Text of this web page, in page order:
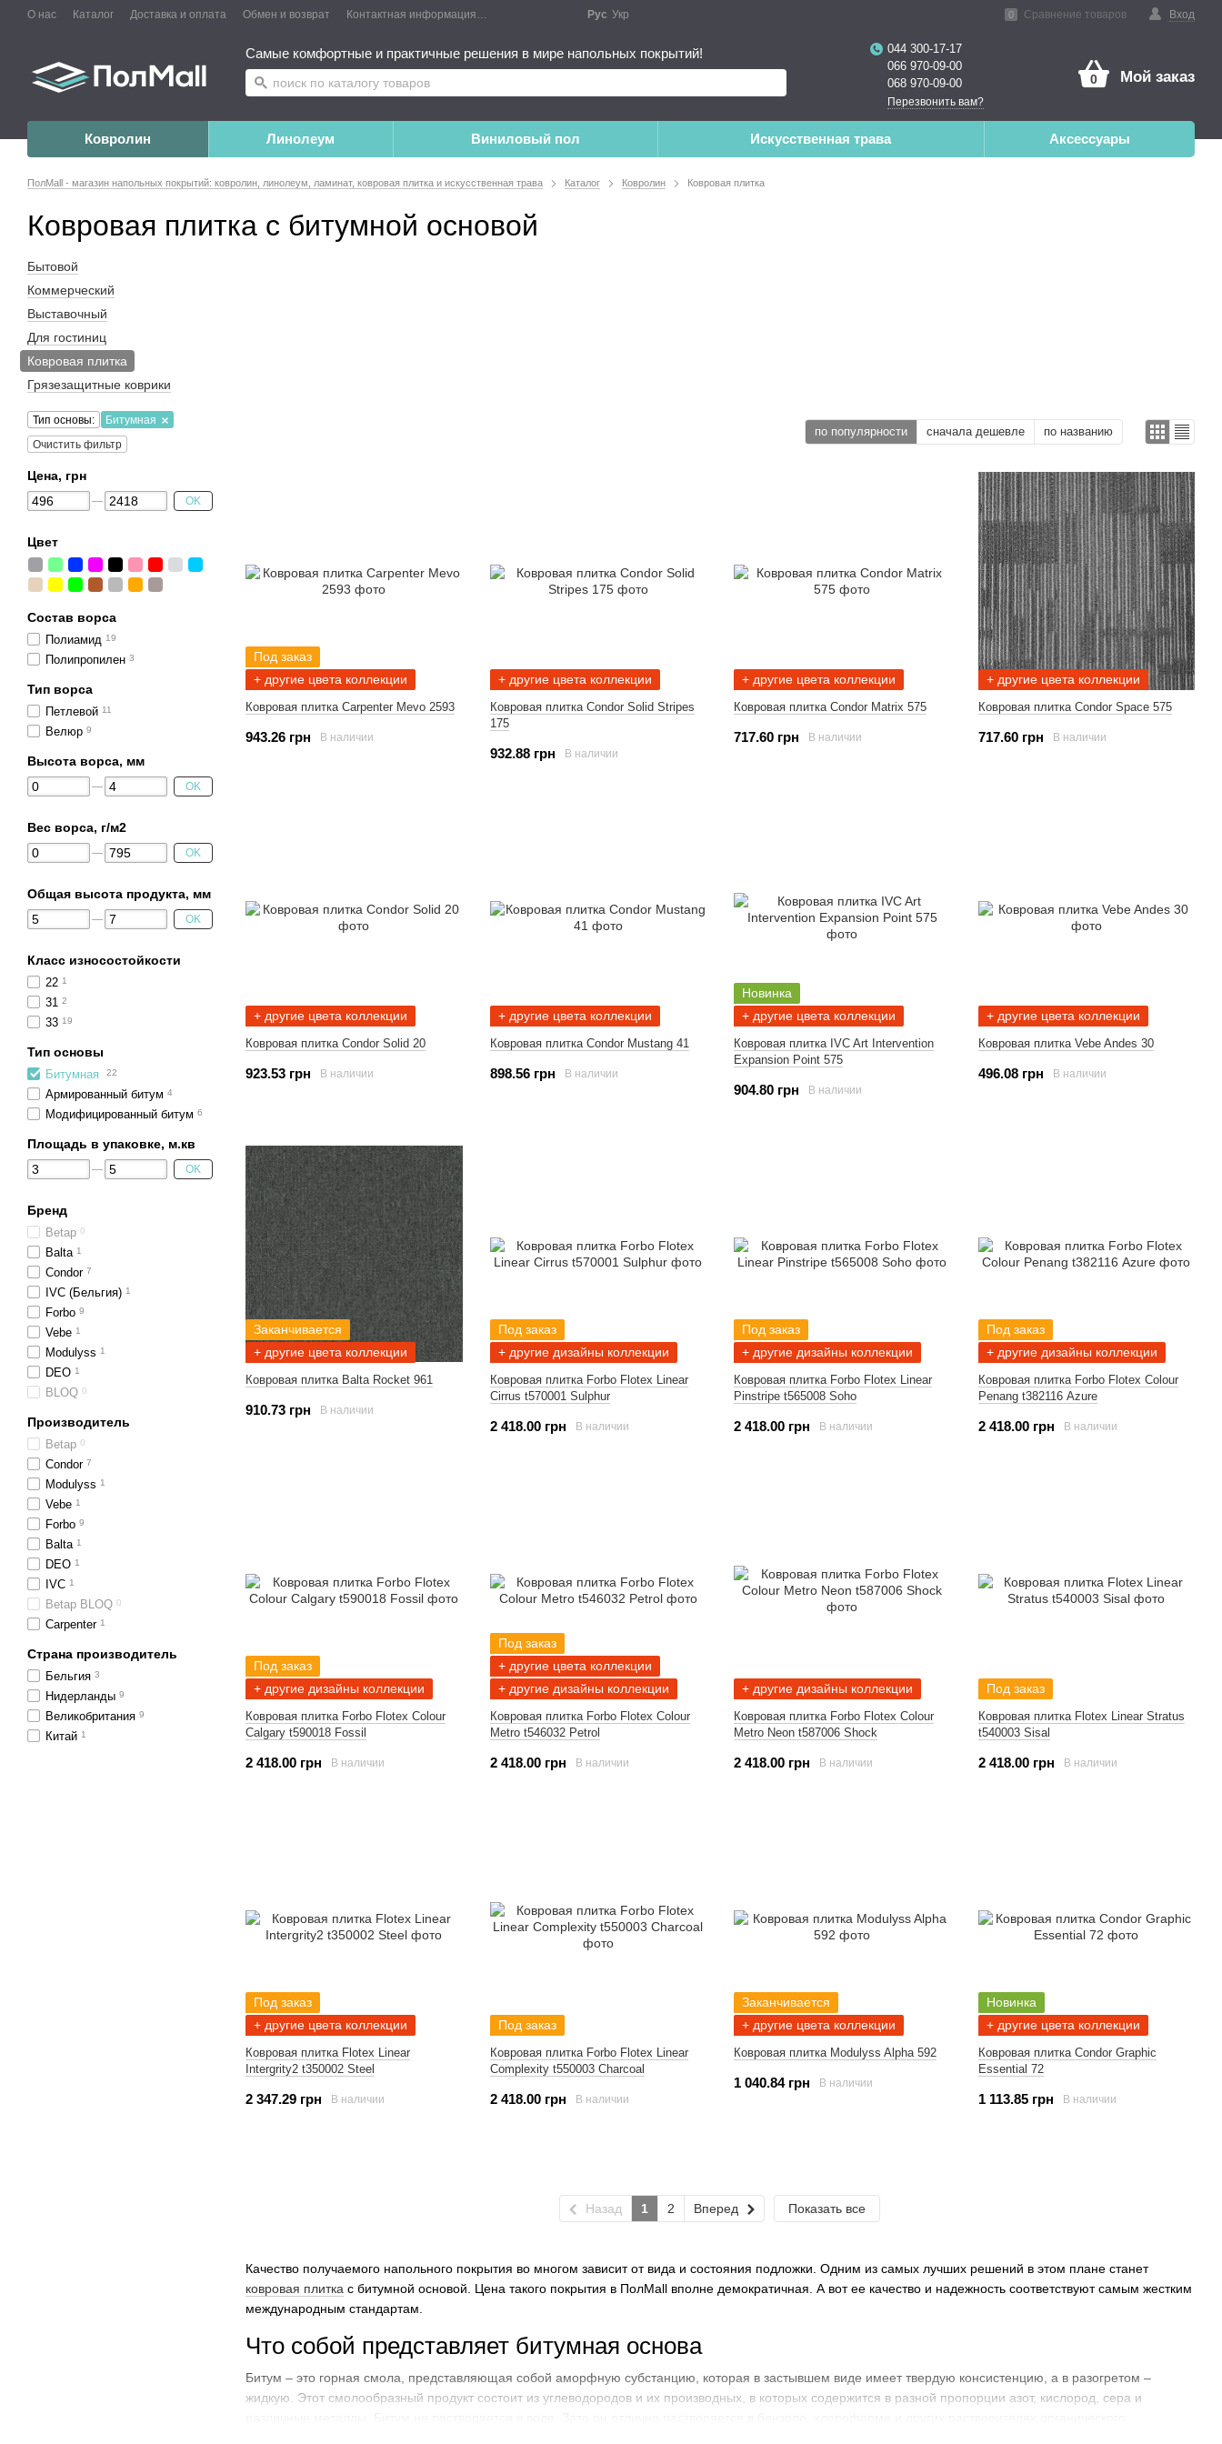
О нас Каталог Доставка и оплата Обмен и возврат Контактная информация Публичный договор Вход
0 Сравнение товаров
Рус Укр
Самые комфортные и практичные решения в мире напольных покрытий!
044 300-17-17
066 970-09-00
068 970-09-00
Перезвонить вам?
0 Мой заказ
Ковролин Линолеум Виниловый пол Искусственная трава Аксессуары
ПолMall - магазин напольных покрытий: ковролин, линолеум, ламинат, ковровая плитка и искусственная трава Каталог Ковролин Ковровая плитка
Ковровая плитка с битумной основой
Качество получаемого напольного покрытия во многом зависит от вида и состояния подложки. Одним из самых лучших решений в этом плане станет
ковровая плитка с битумной основой. Цена такого покрытия в ПолMall вполне демократичная. А вот ее качество и надежность соответствуют самым жестким
международным стандартам.
Что собой представляет битумная основа
Битум – это горная смола, представляющая собой аморфную субстанцию, которая в застывшем виде имеет твердую консистенцию, а в разогретом –
жидкую. Этот смолообразный продукт состоит из углеводородов и их производных, в которых содержится в разной пропорции азот, кислород, сера и
по популярности сначала дешевле по названию
Под заказ
+ другие цвета коллекции
Ковровая плитка Carpenter Mevo 2593
943.26 грн В наличии
+ другие цвета коллекции
Ковровая плитка Condor Solid Stripes
175
932.88 грн В наличии
+ другие цвета коллекции
Ковровая плитка Condor Matrix 575
717.60 грн В наличии
+ другие цвета коллекции
Ковровая плитка Condor Space 575
717.60 грн В наличии
+ другие цвета коллекции
Ковровая плитка Condor Solid 20
923.53 грн В наличии
+ другие цвета коллекции
Ковровая плитка Condor Mustang 41
898.56 грн В наличии
Новинка
+ другие цвета коллекции
Ковровая плитка IVC Art Intervention
Expansion Point 575
904.80 грн В наличии
+ другие цвета коллекции
Ковровая плитка Vebe Andes 30
496.08 грн В наличии
Заканчивается
+ другие цвета коллекции
Ковровая плитка Balta Rocket 961
910.73 грн В наличии
Под заказ
+ другие дизайны коллекции
Ковровая плитка Forbo Flotex Linear
Cirrus t570001 Sulphur
2 418.00 грн В наличии
Под заказ
+ другие дизайны коллекции
Ковровая плитка Forbo Flotex Linear
Pinstripe t565008 Soho
2 418.00 грн В наличии
Под заказ
+ другие дизайны коллекции
Ковровая плитка Forbo Flotex Colour
Penang t382116 Azure
2 418.00 грн В наличии
Под заказ
+ другие дизайны коллекции
Ковровая плитка Forbo Flotex Colour
Calgary t590018 Fossil
2 418.00 грн В наличии
Под заказ
+ другие цвета коллекции
+ другие дизайны коллекции
Ковровая плитка Forbo Flotex Colour
Metro t546032 Petrol
2 418.00 грн В наличии
+ другие дизайны коллекции
Ковровая плитка Forbo Flotex Colour
Metro Neon t587006 Shock
2 418.00 грн В наличии
Под заказ
Ковровая плитка Flotex Linear Stratus
t540003 Sisal
2 418.00 грн В наличии
Под заказ
+ другие цвета коллекции
Ковровая плитка Flotex Linear
Intergrity2 t350002 Steel
2 347.29 грн В наличии
Под заказ
Ковровая плитка Forbo Flotex Linear
Complexity t550003 Charcoal
2 418.00 грн В наличии
Заканчивается
+ другие цвета коллекции
Ковровая плитка Modulyss Alpha 592
1 040.84 грн В наличии
Новинка
+ другие цвета коллекции
Ковровая плитка Condor Graphic
Essential 72
1 113.85 грн В наличии
Назад 1 2 Вперед Показать все
Бытовой
Коммерческий
Выставочный
Для гостиниц
Ковровая плитка
Грязезащитные коврики
Тип основы:
Битумная
Очистить фильтр
Цена, грн
OK
Цвет
Состав ворса
Полиамид 19
Полипропилен 3
Тип ворса
Петлевой 11
Велюр 9
Высота ворса, мм
OK
Вес ворса, г/м2
OK
Общая высота продукта, мм
OK
Класс износостойкости
22 1
31 2
33 19
Тип основы
Битумная 22
Армированный битум 4
Модифицированный битум 6
Площадь в упаковке, м.кв
OK
Бренд
Betap 0
Balta 1
Condor 7
IVC (Бельгия) 1
Forbo 9
Vebe 1
Modulyss 1
DEO 1
BLOQ 0
Производитель
Betap 0
Condor 7
Modulyss 1
Vebe 1
Forbo 9
Balta 1
DEO 1
IVC 1
Betap BLOQ 0
Carpenter 1
Страна производитель
Бельгия 3
Нидерланды 9
Великобритания 9
Китай 1